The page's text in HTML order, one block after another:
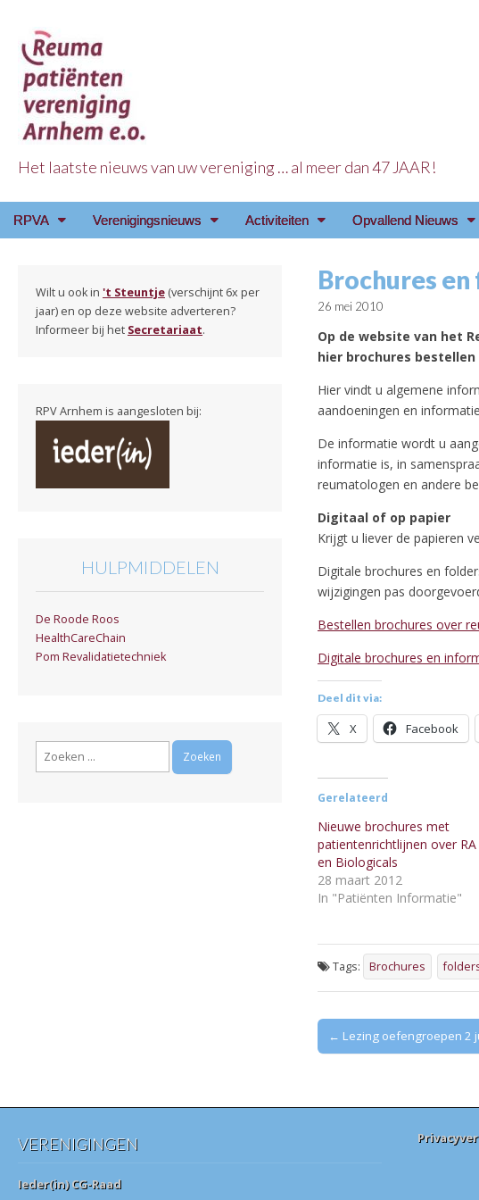
Reuma Patienten
Het laatste nieuws van uw vereniging … al meer dan 47 JAAR!
Main
Skip
RPVA Verenigingsnieuws Activiteiten Opvallend Nieuws
Brochures
26 mei 2010
Op de website van het
hier brochures
Hier vindt u algemene
aandoeningen en
De informatie wordt u
informatie is, in
reumatologen en andere
Digitaal of op papier
Krijgt u liever de papieren
Digitale brochures en
wijzigingen pas
Bestellen brochures over
Digitale brochures en
Deel dit via:
X Facebook
Gerelateerd
Nieuwe brochures met
patientenrichtlijnen over RA
en Biologicals
28 maart 2012
In "Patiënten Informatie"
Tags: Brochures
Post
navigation
← Lezing oefengroepen 2
Wilt u ook in 't Steuntje (verschijnt 6x per
jaar) en op deze website adverteren?
Informeer bij het Secretariaat.
RPV Arnhem is aangesloten bij:
HULPMIDDELEN
De Roode Roos
HealthCareChain
Pom Revalidatietechniek
Zoeken
VERENIGINGEN
Ieder(in) CG-Raad